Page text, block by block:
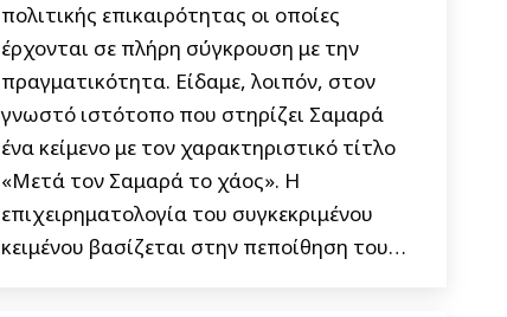
πολιτικής επικαιρότητας οι οποίες
έρχονται σε πλήρη σύγκρουση με την
πραγματικότητα. Είδαμε, λοιπόν, στον
γνωστό ιστότοπο που στηρίζει Σαμαρά
ένα κείμενο με τον χαρακτηριστικό τίτλο
«Μετά τον Σαμαρά το χάος». Η
επιχειρηματολογία του συγκεκριμένου
κειμένου βασίζεται στην πεποίθηση του…